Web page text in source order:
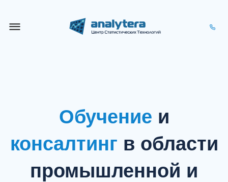
Обучение и
консалтинг в области
промышленной и